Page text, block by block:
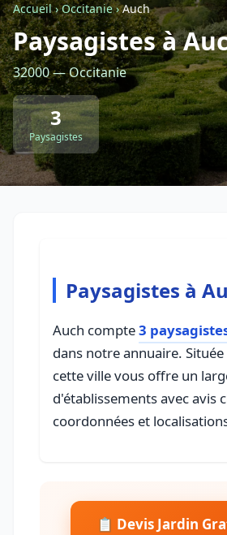
Retour à la
CGU- Confidentialité -
Accueil›Occitanie›Auch
Paysagistes à
32000 — Occitanie
3
Paysagistes
Paysagistes à
Auch compte3
dans notre annuaire. Située
cette ville vous offre un
d'établissements avec avis
coordonnées et
📋 Devis Jardin